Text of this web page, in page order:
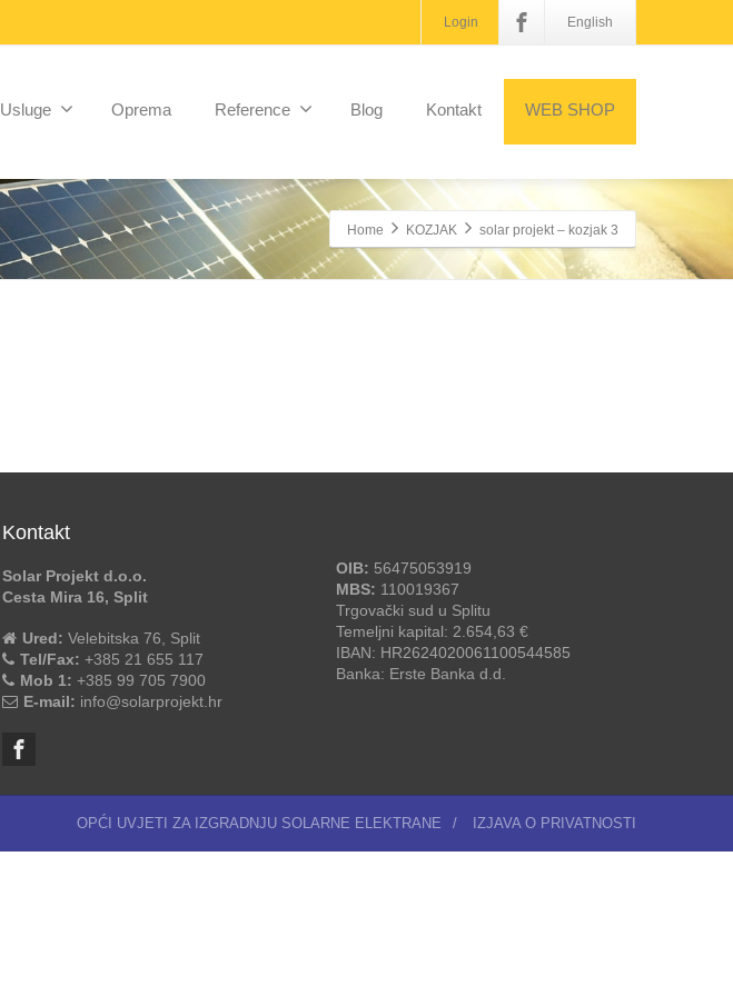
Login English
Usluge Oprema Reference Blog Kontakt WEB SHOP
Home KOZJAK solar projekt – kozjak 3
Kontakt
Solar Projekt d.o.o.
Cesta Mira 16, Split
Ured: Velebitska 76, Split
Tel/Fax: +385 21 655 117
Mob 1: +385 99 705 7900
E-mail: info@solarprojekt.hr
OIB: 56475053919
MBS: 110019367
Trgovački sud u Splitu
Temeljni kapital: 2.654,63 €
IBAN: HR2624020061100544585
Banka: Erste Banka d.d.
OPĆI UVJETI ZA IZGRADNJU SOLARNE ELEKTRANE / IZJAVA O PRIVATNOSTI